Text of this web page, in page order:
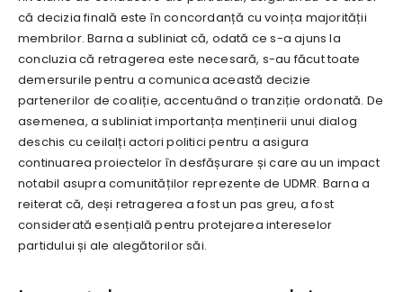
că decizia finală este în concordanță cu voința majorității
membrilor. Barna a subliniat că, odată ce s-a ajuns la
concluzia că retragerea este necesară, s-au făcut toate
demersurile pentru a comunica această decizie
partenerilor de coaliție, accentuând o tranziție ordonată. De
asemenea, a subliniat importanța menținerii unui dialog
deschis cu ceilalți actori politici pentru a asigura
continuarea proiectelor în desfășurare și care au un impact
notabil asupra comunităților reprezente de UDMR. Barna a
reiterat că, deși retragerea a fost un pas greu, a fost
considerată esențială pentru protejarea intereselor
partidului și ale alegătorilor săi.